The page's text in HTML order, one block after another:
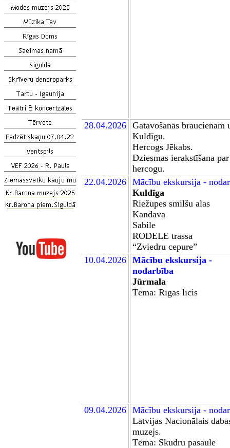
28.04.2026
Gatavošanās braucienam
Kuldīgu.
Hercogs Jēkabs.
Dziesmas ierakstīšana par
hercogu.
22.04.2026
Mācību ekskursija -
Kuldīga
Riežupes smilšu alas
Kandava
Sabile
RODELE trassa
“Zviedru cepure”
10.04.2026
Mācību ekskursija -
nodarbība
Jūrmala
Tēma: Rīgas līcis
09.04.2026 Mācību ekskursija -
Latvijas Nacionālais
muzejs.
Tēma: Skudru pasaule